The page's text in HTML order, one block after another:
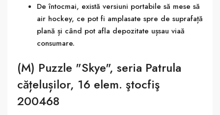
De întocmai, există versiuni portabile să mese să
air hockey, ce pot fi amplasate spre de suprafață
plană și când pot afla depozitate ușsau viaă
consumare.
(M) Puzzle "Skye", seria Patrula
cățelușilor, 16 elem. ştocfiş
200468